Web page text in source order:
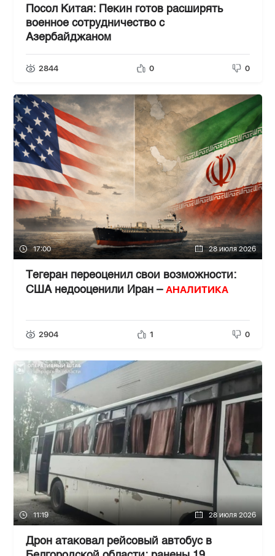
Посол Китая: Пекин готов расширять
военное сотрудничество с
Азербайджаном
2844 0 0
17:00 28 июля 2026
Тегеран переоценил свои возможности:
США недооценили Иран – АНАЛИТИКА
2904 1 0
11:19 28 июля 2026
Дрон атаковал рейсовый автобус в